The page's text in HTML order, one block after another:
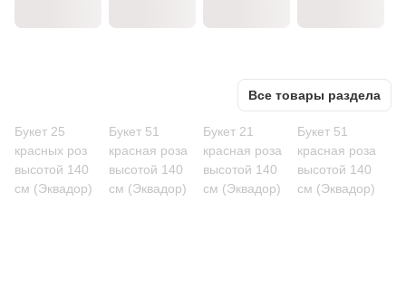
Все товары раздела
Букет 25
красных роз
высотой 140
см (Эквадор)
Букет 51
красная роза
высотой 140
см (Эквадор)
Букет 21
красная роза
высотой 140
см (Эквадор)
Букет 51
красная роза
высотой 140
см (Эквадор)